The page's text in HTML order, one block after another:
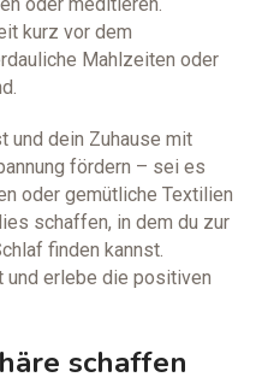
kurz vor dem
Mahlzeiten oder
und dein Zuhause mit
fördern – sei es
oder gemütliche Textilien
schaffen, in dem du zur
finden kannst.
und erlebe die positiven
schaffen